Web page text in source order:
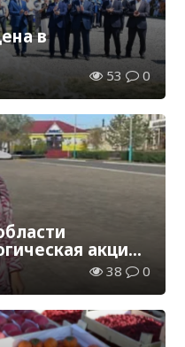
в
станция
53 0
акция
38 0